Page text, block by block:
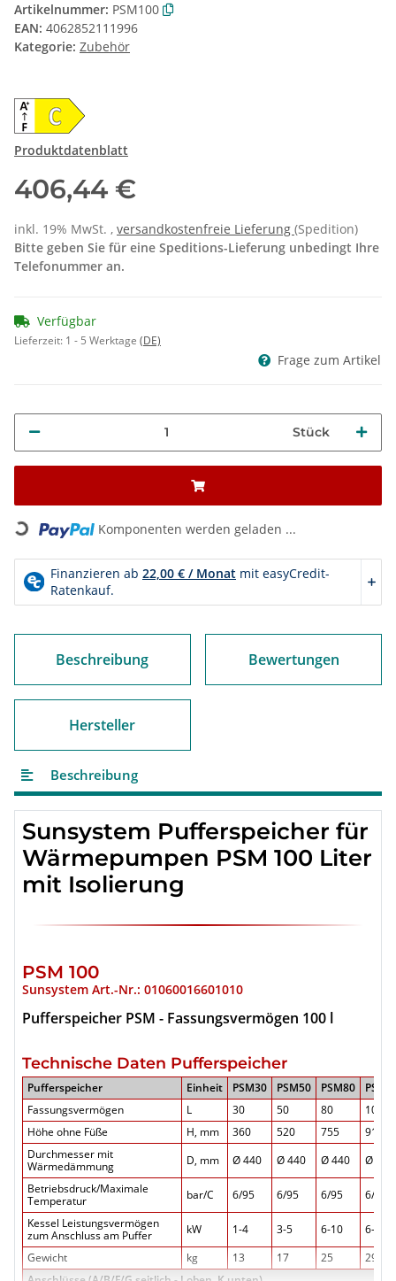
Artikelnummer: PSM100
EAN: 4062852111996
Kategorie: Zubehör
Produktdatenblatt
406,44 €
inkl. 19% MwSt. , versandkostenfreie Lieferung (Spedition)
Bitte geben Sie für eine Speditions-Lieferung unbedingt Ihre
Telefonummer an.
Verfügbar
Lieferzeit: 1 - 5 Werktage (DE)
Frage zum Artikel
Stück
Loading... Komponenten werden geladen ...
Beschreibung Bewertungen
Hersteller
Beschreibung
Sunsystem Pufferspeicher für
Wärmepumpen PSM 100 Liter
mit Isolierung
PSM 100
Sunsystem Art.-Nr.: 01060016601010
Pufferspeicher PSM - Fassungsvermögen 100 l
Technische Daten Pufferspeicher
Pufferspeicher Einheit PSM30 PSM50 PSM80
Fassungsvermögen
L 30 50 80
100
Höhe ohne Füße
H, mm 360 520 755
915
Durchmesser mit
Wärmedämmung
D, mm Ø 440 Ø 440 Ø 440
Ø 440
Betriebsdruck/Maximale
Temperatur
bar/C 6/95 6/95 6/95
6/95
Kessel Leistungsvermögen
zum Anschluss am Puffer
kW 1-4 3-5 6-10
6-10
Gewicht
kg 13 17 25
29